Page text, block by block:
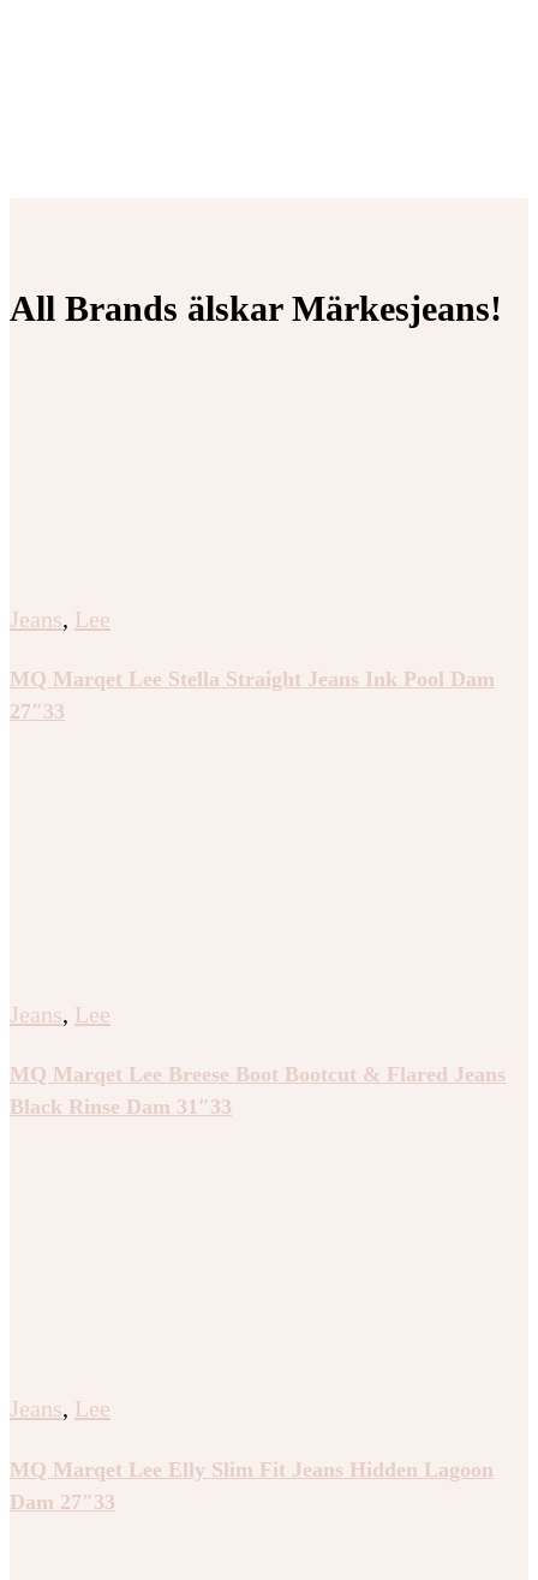
All Brands älskar Märkesjeans!
Jeans, Lee
MQ Marqet Lee Stella Straight Jeans Ink Pool Dam
27″33
Jeans, Lee
MQ Marqet Lee Breese Boot Bootcut & Flared Jeans
Black Rinse Dam 31″33
Jeans, Lee
MQ Marqet Lee Elly Slim Fit Jeans Hidden Lagoon
Dam 27″33